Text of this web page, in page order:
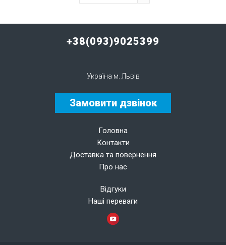
+38(093)9025399
Україна м. Львів
Замовити дзвінок
Головна
Контакти
Доставка та повернення
Про нас
Відгуки
Наші переваги